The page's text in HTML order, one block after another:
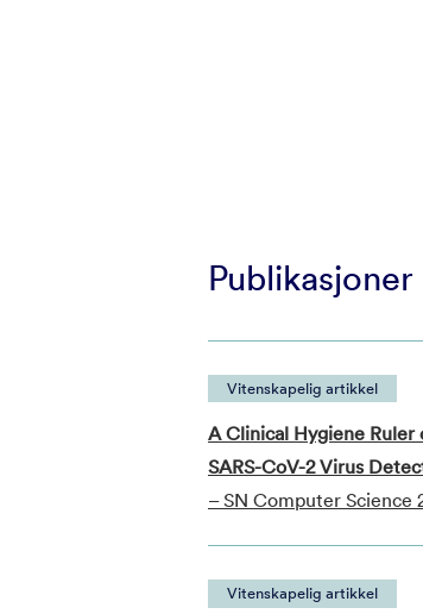
Publikasjoner
Vitenskapelig artikkel
A Clinical Hygiene
SARS-CoV-2 Virus
– SN Computer Science
Vitenskapelig artikkel